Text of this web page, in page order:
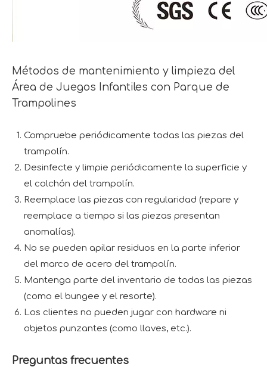
Métodos de mantenimiento y limpieza del
Área de Juegos Infantiles con Parque de
Trampolines
Compruebe periódicamente todas las piezas del
trampolín.
Desinfecte y limpie periódicamente la superficie y
el colchón del trampolín.
Reemplace las piezas con regularidad (repare y
reemplace a tiempo si las piezas presentan
anomalías).
No se pueden apilar residuos en la parte inferior
del marco de acero del trampolín.
Mantenga parte del inventario de todas las piezas
(como el bungee y el resorte).
Los clientes no pueden jugar con hardware ni
objetos punzantes (como llaves, etc.).
Preguntas frecuentes